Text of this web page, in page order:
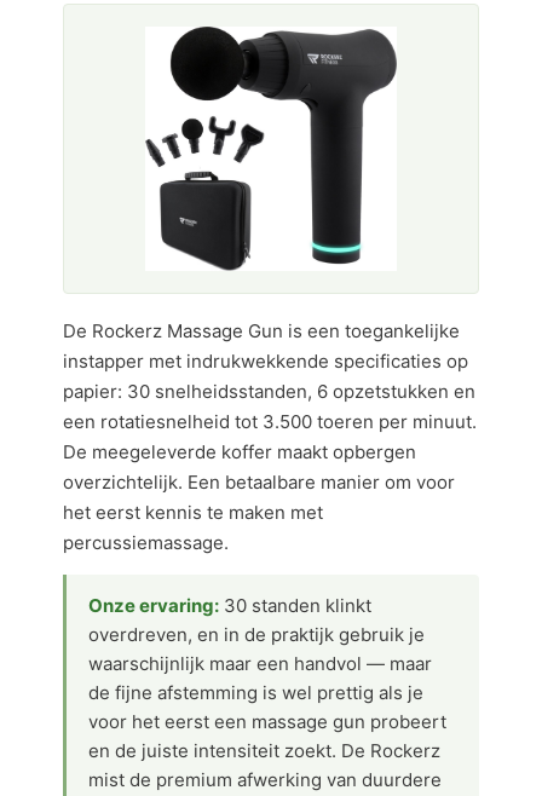
De Rockerz Massage Gun is een toegankelijke
instapper met indrukwekkende specificaties op
papier: 30 snelheidsstanden, 6 opzetstukken en
een rotatiesnelheid tot 3.500 toeren per minuut.
De meegeleverde koffer maakt opbergen
overzichtelijk. Een betaalbare manier om voor
het eerst kennis te maken met
percussiemassage.
Onze ervaring: 30 standen klinkt
overdreven, en in de praktijk gebruik je
waarschijnlijk maar een handvol — maar
de fijne afstemming is wel prettig als je
voor het eerst een massage gun probeert
en de juiste intensiteit zoekt. De Rockerz
mist de premium afwerking van duurdere